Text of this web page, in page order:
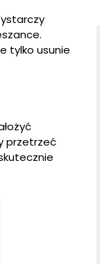
tylko usunie
przetrzeć